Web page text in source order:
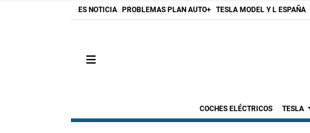
ES NOTICIA PROBLEMAS PLAN AUTO+ TESLA MODEL Y L ESPAÑA
COCHES ELÉCTRICOS TESLA